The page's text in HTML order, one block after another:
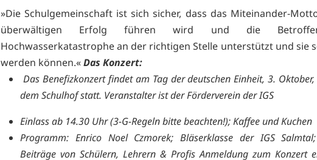
»Die Schulgemeinschaft ist sich sicher, dass das Miteinander-
überwältigen Erfolg führen wird und die
Hochwasserkatastrophe an der richtigen Stelle unterstützt und sie
werden können.«Das Konzert:
Das Benefizkonzert findet am Tag der deutschen Einheit, 3.
dem Schulhof statt. Veranstalter ist der Förderverein der IGS
Einlass ab 14.30 Uhr (3-G-Regeln bitte beachten!); Kaffee und Kuchen
Programm: Enrico Noel Czmorek; Bläserklasse der IGS
Beiträge von Schülern, Lehrern & Profis Anmeldung zum Konzert